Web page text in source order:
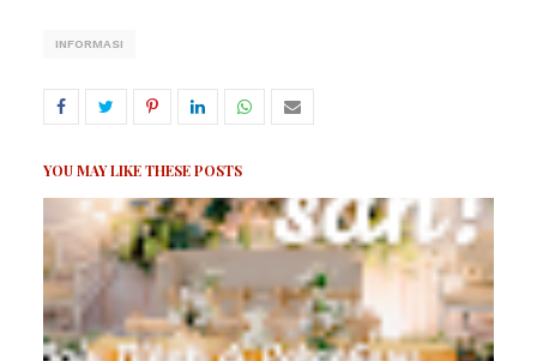
INFORMASI
YOU MAY LIKE THESE POSTS